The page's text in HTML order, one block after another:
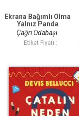
Ekrana Bağımlı Olma
Yalnız Panda
Çağrı Odabaşı
Etiket Fiyatı :